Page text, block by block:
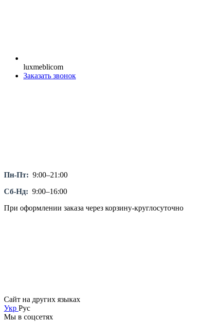
luxmeblicom
Заказать звонок
Пн-Пт: 9:00–21:00
Сб-Нд: 9:00–16:00
При оформлении заказа через корзину-круглосуточно
Сайт на других языках
Укр Рус
Мы в соцсетях